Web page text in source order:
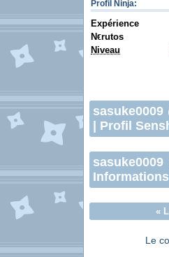
Profil Ninja:
Expérience
N€rutos
Niveau
sasuke0009
Profil
sasuke0009
Informations
«
Le